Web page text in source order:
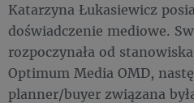
Katarzyna Łukasiewicz
doświadczenie mediowe.
rozpoczynała od
Optimum Media OMD,
planner/buyer związana